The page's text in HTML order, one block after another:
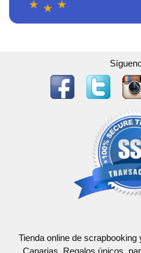
Tienda online de